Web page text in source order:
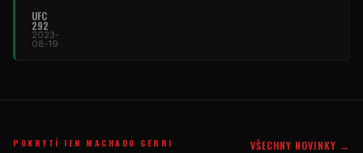
UFC
292
2023-
08-19
POKRYTÍ IEN MACHADO GERRI VŠECHNY NOVINKY →